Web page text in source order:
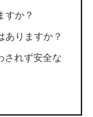
すか？
ありますか？
されず安全な